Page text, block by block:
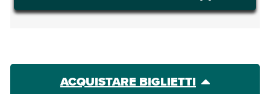
ACQUISTARE BIGLIETTI